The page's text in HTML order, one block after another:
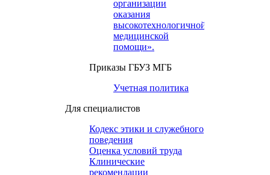
организации
оказания
высокотехнологичной
медицинской
помощи».
Приказы ГБУЗ МГБ
Учетная политика
Для специалистов
Кодекс этики и служебного
поведения
Оценка условий труда
Клинические
рекомендации